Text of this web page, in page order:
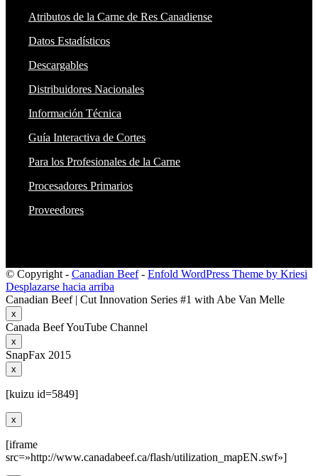
Atributos de la Carne de Res Canadiense
Datos Estadísticos
Descargables
Distribuidores Nacionales
Información Técnica
Guía Interactiva de Cortes
Para los Profesionales de la Carne
Procesadores Primarios
Proveedores
© Copyright - Canadian Beef- Enfold WordPress Theme by Kriesi
Desplazarse hacia arriba
Canadian Beef | Cut Innovation Series #1 with Abe Van Melle
x
Canada Beef YouTube Channel
x
SnapFax 2015
x
[kuizu id=5849]
x
[iframe
src=»http://www.canadabeef.ca/flash/utilization_mapEN.swf»]